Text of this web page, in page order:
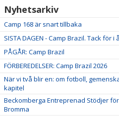
Nyhetsarkiv
Camp 168 är snart tillbaka
SISTA DAGEN - Camp Brazil. Tack för i
PÅGÅR: Camp Brazil
FÖRBEREDELSER: Camp Brazil 2026
När vi två blir en: om fotboll,
kapitel
Beckomberga Entreprenad Stödjer
Bromma